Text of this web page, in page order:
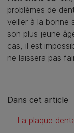
problèmes de
veiller à la bonne
son plus jeune
cas, il est
ne laissera pas
Dans cet article
La plaque